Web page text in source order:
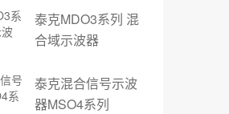
泰克MDO3系列 混
合域示波器
泰克混合信号示波
器MSO4系列